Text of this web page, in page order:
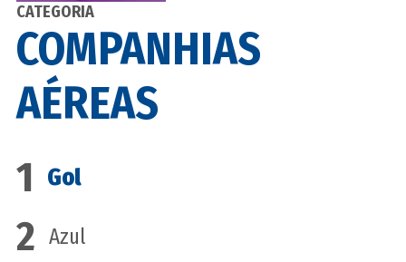
CATEGORIA
COMPANHIAS
AÉREAS
1 Gol
2 Azul